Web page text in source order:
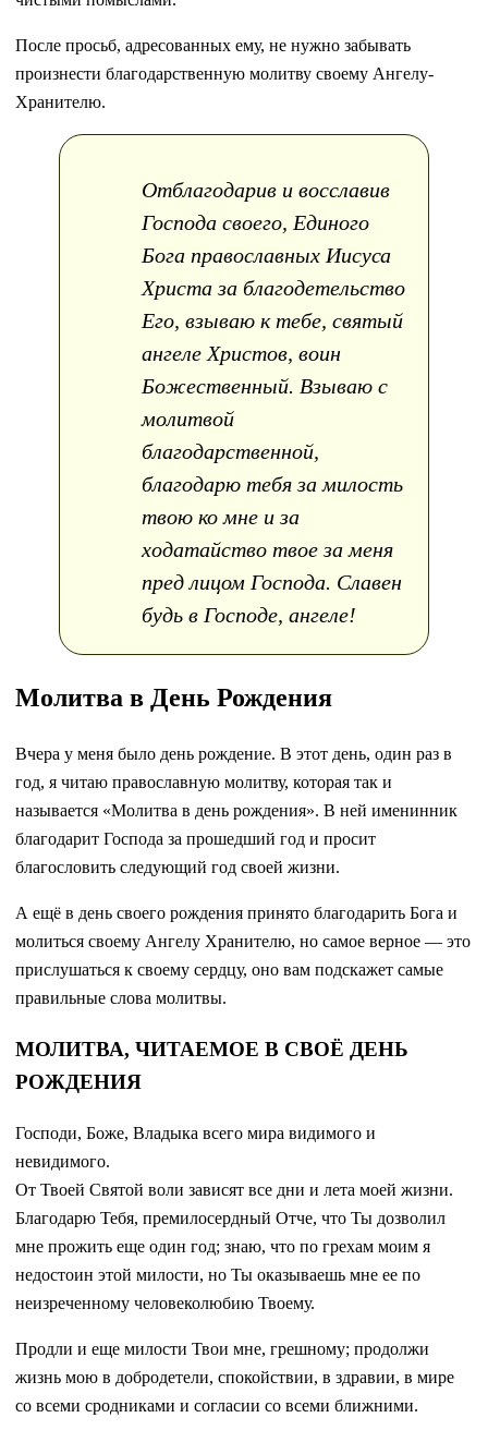
После просьб, адресованных ему, не нужно забывать
произнести благодарственную молитву своему Ангелу-
Хранителю.
Отблагодарив и восславив
Господа своего, Единого
Бога православных Иисуса
Христа за благодетельство
Его, взываю к тебе, святый
ангеле Христов, воин
Божественный. Взываю с
молитвой
благодарственной,
благодарю тебя за милость
твою ко мне и за
ходатайство твое за меня
пред лицом Господа. Славен
будь в Господе, ангеле!
Молитва в День Рождения
Вчера у меня было день рождение. В этот день, один раз в
год, я читаю православную молитву, которая так и
называется «Молитва в день рождения». В ней именинник
благодарит Господа за прошедший год и просит
благословить следующий год своей жизни.
А ещё в день своего рождения принято благодарить Бога и
молиться своему Ангелу Хранителю, но самое верное — это
прислушаться к своему сердцу, оно вам подскажет самые
правильные слова молитвы.
МОЛИТВА, ЧИТАЕМОЕ В СВОЁ ДЕНЬ
РОЖДЕНИЯ
Господи, Боже, Владыка всего мира видимого и
невидимого.
От Твоей Святой воли зависят все дни и лета моей жизни.
Благодарю Тебя, премилосердный Отче, что Ты дозволил
мне прожить еще один год; знаю, что по грехам моим я
недостоин этой милости, но Ты оказываешь мне ее по
неизреченному человеколюбию Твоему.
Продли и еще милости Твои мне, грешному; продолжи
жизнь мою в добродетели, спокойствии, в здравии, в мире
со всеми сродниками и согласии со всеми ближними.